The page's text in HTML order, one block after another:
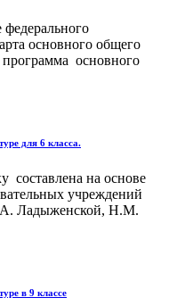
основного общего
программа основного
для 6 класса.
составлена на основе
учреждений
Ладыженской, Н.М.
в 9 классе